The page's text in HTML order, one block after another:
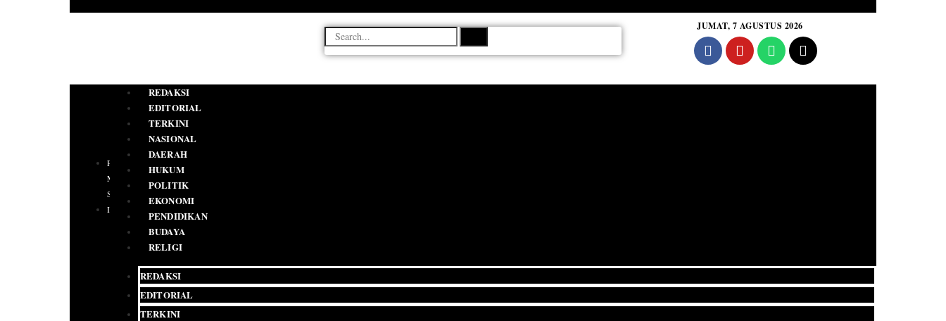
JUMAT, 7 AGUSTUS 2026
PEDOMAN
MEDIA
SIBER
IKLAN
REDAKSI
EDITORIAL
TERKINI
NASIONAL
DAERAH
HUKUM
POLITIK
EKONOMI
PENDIDIKAN
BUDAYA
RELIGI
REDAKSI
EDITORIAL
TERKINI